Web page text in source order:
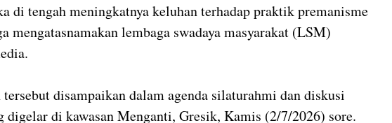
di tengah meningkatnya keluhan terhadap praktik premanisme
mengatasnamakan lembaga swadaya masyarakat (LSM)
disampaikan dalam agenda silaturahmi dan diskusi
digelar di kawasan Menganti, Gresik, Kamis (2/7/2026) sore.